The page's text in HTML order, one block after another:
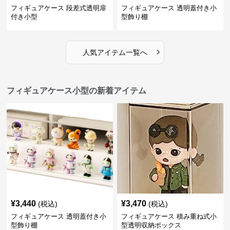
フィギュアケース 段差式透明扉
付き小型
フィギュアケース 透明蓋付き小
型飾り棚
人気アイテム一覧へ ›
フィギュアケース小型の新着アイテム
¥3,440 (税込)
フィギュアケース 透明蓋付き小
型飾り棚
¥3,470 (税込)
フィギュアケース 積み重ね式小
型透明収納ボックス